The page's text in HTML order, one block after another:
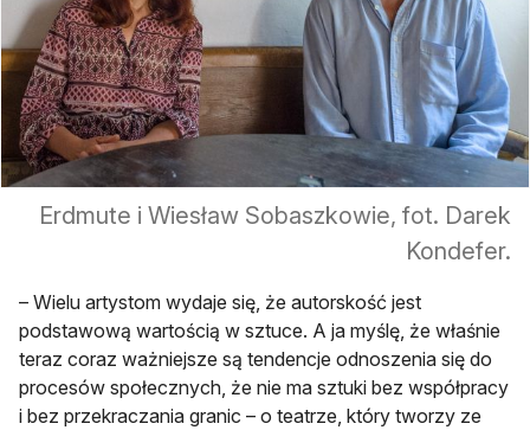
Erdmute i Wiesław Sobaszkowie, fot. Darek
Kondefer.
– Wielu artystom wydaje się, że autorskość jest
podstawową wartością w sztuce. A ja myślę, że właśnie
teraz coraz ważniejsze są tendencje odnoszenia się do
procesów społecznych, że nie ma sztuki bez współpracy
i bez przekraczania granic – o teatrze, który tworzy ze